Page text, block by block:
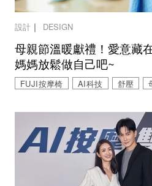
設計｜ DESIGN
母親節溫暖獻禮！愛意藏
媽媽放鬆做自己吧~
FUJI按摩椅 AI科技 舒壓